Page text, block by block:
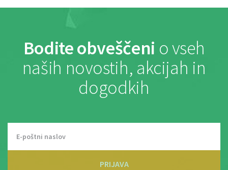
Bodite obveščeni o vseh
naših novostih, akcijah in
dogodkih
PRIJAVA